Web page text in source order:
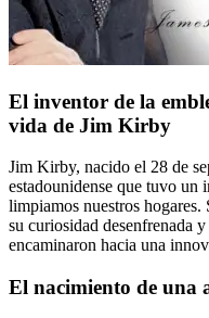
El inventor de la
vida de Jim Kirby
Jim Kirby, nacido el 28 de
estadounidense que tuvo un
limpiamos nuestros
su curiosidad desenfrenada
encaminaron hacia una
El nacimiento de una